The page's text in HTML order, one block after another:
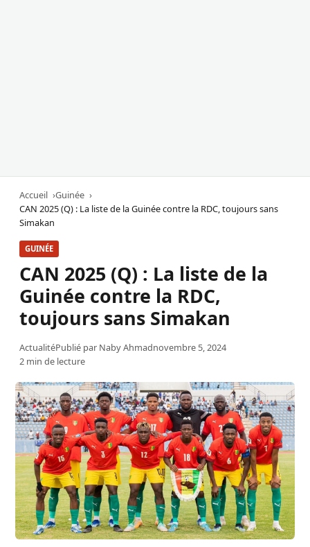
Accueil
Guinée
CAN 2025 (Q) : La liste de la Guinée contre la RDC, toujours sans
Simakan
GUINÉE
CAN 2025 (Q) : La liste de la
Guinée contre la RDC,
toujours sans Simakan
ActualitéPublié par Naby Ahmadnovembre 5, 2024
2 min de lecture